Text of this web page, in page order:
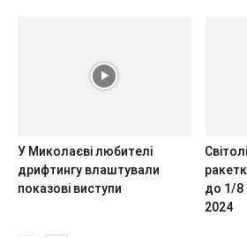
У Миколаєві любителі
дрифтингу влаштували
показові виступи
до 1/8
2024